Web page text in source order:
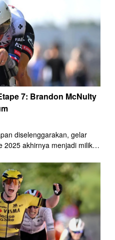
7: Brandon McNulty
diselenggarakan, gelar
2025 akhirnya menjadi milik
kemenangan di
yang sangat impresif
10 Agustus 2025.